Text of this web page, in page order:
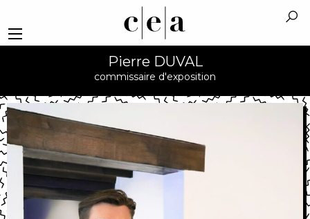
Pierre DUVAL
commissaire d'exposition